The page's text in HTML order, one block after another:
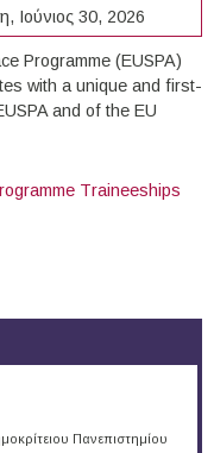
Ιούνιος 30, 2026
Programme (EUSPA)
with a unique and first-
and of the EU
Τraineeships
Πανεπιστημίου